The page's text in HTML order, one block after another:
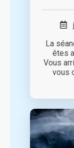
La
êtes
Vous
vous